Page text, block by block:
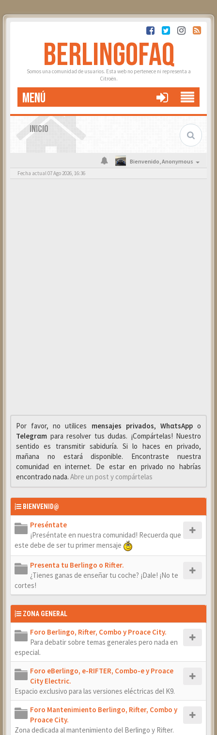
BERLINGOFAQ
Somos una comunidad de usuarios. Esta web no pertenece ni representa a
Citroën.
MENÚ
INICIO
Bienvenido,Anonymous
Fecha actual 07 Ago 2026, 16:36
Por favor, no utilices mensajes privados, WhαtsAppo
Telegrαm para resolver tus dudas. ¡Compártelas! Nuestro
sentido es transmitir sabiduría. Si lo haces en privado,
mañana no estará disponible. Encontraste nuestra
comunidad en internet. De estar en privado no habrías
encontrado nada. Abre un post y compártelas
BIENVENID@
Preséntate
¡Preséntate en nuestra comunidad! Recuerda que
este debe de ser tu primer mensaje
Presenta tu Berlingo o Rifter.
¿Tienes ganas de enseñar tu coche? ¡Dale! ¡No te
cortes!
ZONA GENERAL
Foro Berlingo, Rifter, Combo y Proace City.
Para debatir sobre temas generales pero nada en
especial.
Foro eBerlingo, e-RIFTER, Combo-e y Proace
City Electric.
Espacio exclusivo para las versiones eléctricas del K9.
Foro Mantenimiento Berlingo, Rifter, Combo y
Proace City.
Zona dedicada al mantenimiento del Berlingo y Rifter.